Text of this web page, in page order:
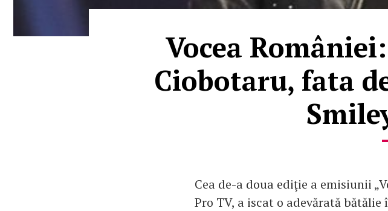
Vocea
Ciobotaru, fata
Cea de-a doua ediţie a emisiunii
Pro TV, a iscat o adevărată